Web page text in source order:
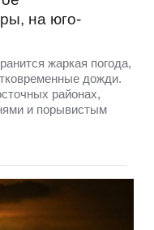
на юго-
жаркая погода,
дожди.
районах,
и порывистым